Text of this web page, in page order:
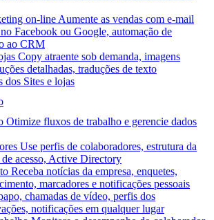
on-line Aumente as vendas com e-mail
Facebook ou Google, automação de
ao CRM
Copy atraente sob demanda, imagens
detalhadas, traduções de texto
dos Sites e lojas
Otimize fluxos de trabalho e gerencie dados
Use perfis de colaboradores, estrutura da
de acesso, Active Directory
Receba notícias da empresa, enquetes,
marcadores e notificações pessoais
chamadas de vídeo, perfis dos
notificações em qualquer lugar